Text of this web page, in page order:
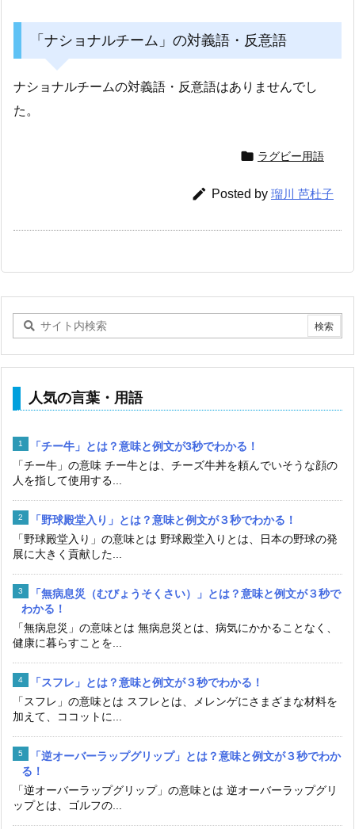
「ナショナルチーム」の対義語・反意語
ナショナルチームの対義語・反意語はありませんでし
た。
 ラグビー用語
 Posted by 瑠川 芭杜子
人気の言葉・用語
「チー牛」とは？意味と例文が3秒でわかる！
「チー牛」の意味 チー牛とは、チーズ牛丼を頼んでいそうな顔の
人を指して使用する...
「野球殿堂入り」とは？意味と例文が３秒でわかる！
「野球殿堂入り」の意味とは 野球殿堂入りとは、日本の野球の発
展に大きく貢献した...
「無病息災（むびょうそくさい）」とは？意味と例文が３秒で
わかる！
「無病息災」の意味とは 無病息災とは、病気にかかることなく、
健康に暮らすことを...
「スフレ」とは？意味と例文が３秒でわかる！
「スフレ」の意味とは スフレとは、メレンゲにさまざまな材料を
加えて、ココットに...
「逆オーバーラップグリップ」とは？意味と例文が３秒でわか
る！
「逆オーバーラップグリップ」の意味とは 逆オーバーラップグリ
ップとは、ゴルフの...